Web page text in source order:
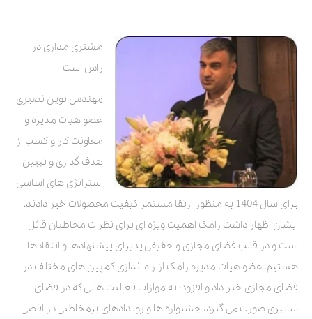
مشتری مداری در
راس است
مهندس نوین نصیری
عضو هیات مدیره و
معاونت کار و کسب از
هدف گذاری و تبیین
استراتژی های اساسی
برای سال 1404 به منظور ارتقا مستمر کیفیت محصولات خبر دادند.
ایشان اظهار داشت رامک اهمیت ویژه ای برای نظرات مخاطبان قائل
است و در قالب فضای مجازی و حقیقی پذیرای پیشنهادها و انتقادها
هستیم. عضو هیات مدیره رامک از راه اندازی کمپین های مختلف در
فضای مجازی خبر داد و افزود: به موازات فعالیت هایی که در فضای
سایبری صورت می گیرد، جشنواره ها و رویدادهای پرمخاطبی در اقصی